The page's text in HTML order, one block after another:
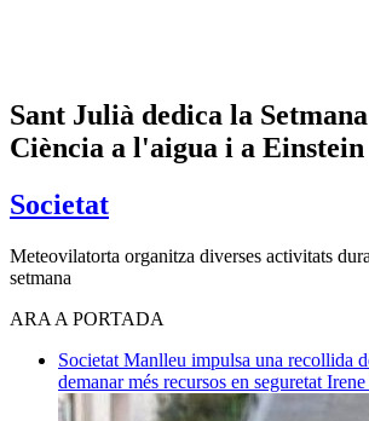
Sant Julià dedica la
Ciència a l'aigua i a Einstein
Societat
Meteovilatorta organitza diverses activitats
setmana
ARA A PORTADA
Societat Manlleu impulsa una recollida
demanar més recursos en seguretat